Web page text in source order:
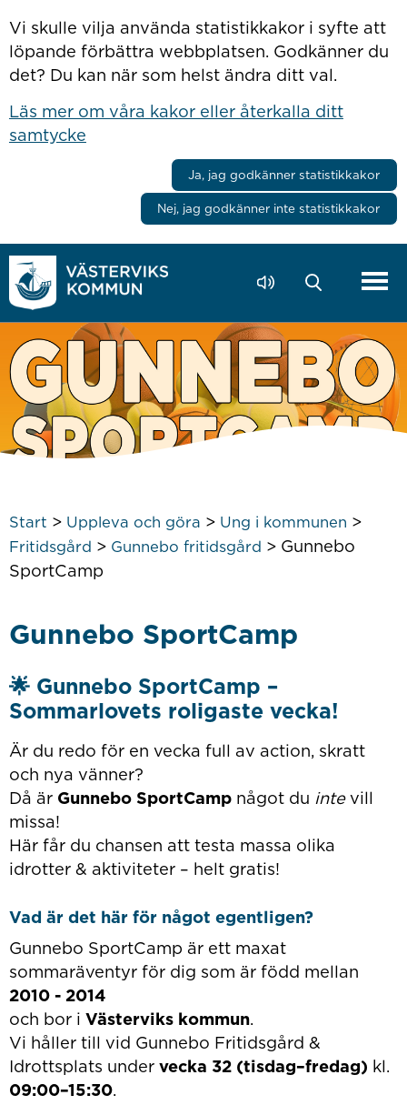
Vi skulle vilja använda statistikkakor i syfte att
löpande förbättra webbplatsen. Godkänner du
det? Du kan när som helst ändra ditt val.
Läs mer om våra kakor eller återkalla ditt
samtycke
Ja, jag godkänner statistikkakor
Nej, jag godkänner inte statistikkakor
Start > Uppleva och göra > Ung i kommunen >
Fritidsgård > Gunnebo fritidsgård > Gunnebo
SportCamp
Gunnebo SportCamp
🌟 Gunnebo SportCamp –
Sommarlovets roligaste vecka!
Är du redo för en vecka full av action, skratt
och nya vänner?
Då är Gunnebo SportCamp något du intevill
missa!
Här får du chansen att testa massa olika
idrotter & aktiviteter – helt gratis!
Vad är det här för något egentligen?
Gunnebo SportCamp är ett maxat
sommaräventyr för dig som är född mellan
2010 - 2014
och bor i Västerviks kommun.
Vi håller till vid Gunnebo Fritidsgård &
Idrottsplats under vecka 32 (tisdag–fredag) kl.
09:00–15:30.